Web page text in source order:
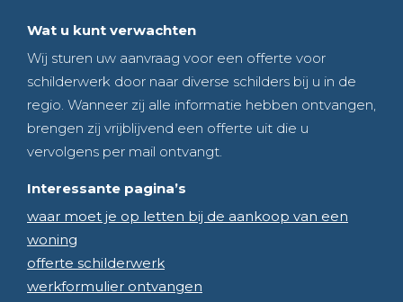
Wat u kunt verwachten
Wij sturen uw aanvraag voor een offerte voor
schilderwerk door naar diverse schilders bij u in de
regio. Wanneer zij alle informatie hebben ontvangen,
brengen zij vrijblijvend een offerte uit die u
vervolgens per mail ontvangt.
Interessante pagina’s
waar moet je op letten bij de aankoop van een
woning
offerte schilderwerk
werkformulier ontvangen